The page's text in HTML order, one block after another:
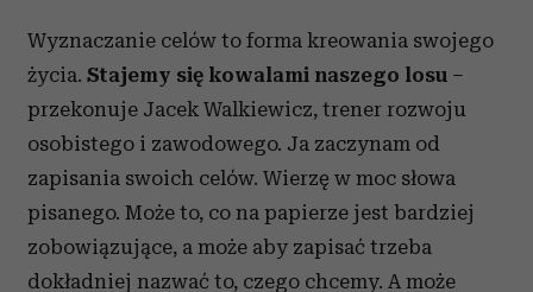
Wyznaczanie celów to forma kreowania swojego
życia. Stajemy się kowalami naszego losu –
przekonuje Jacek Walkiewicz, trener rozwoju
osobistego i zawodowego. Ja zaczynam od
zapisania swoich celów. Wierzę w moc słowa
pisanego. Może to, co na papierze jest bardziej
zobowiązujące, a może aby zapisać trzeba
dokładniej nazwać to, czego chcemy. A może